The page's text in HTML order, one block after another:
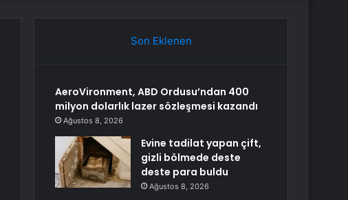
Son Eklenen
AeroVironment, ABD Ordusu’ndan 400
milyon dolarlık lazer sözleşmesi kazandı
Ağustos 8, 2026
Evine tadilat yapan çift,
gizli bölmede deste
deste para buldu
Ağustos 8, 2026